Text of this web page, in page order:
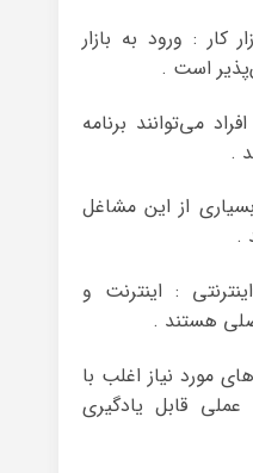
کار : ورود به بازار
است .
می‌توانند برنامه
.
از این مشاغل
.
: اینترنت و
هستند .
مورد نیاز اغلب با
عملی قابل یادگیری